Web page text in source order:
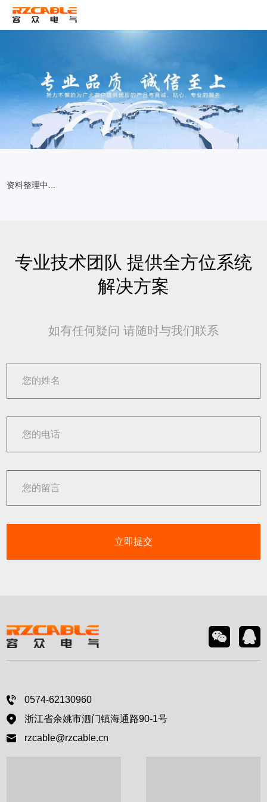
资料整理中...
专业技术团队 提供全方位系统
解决方案
如有任何疑问 请随时与我们联系
立即提交
0574-62130960
浙江省余姚市泗门镇海通路90-1号
rzcable@rzcable.cn